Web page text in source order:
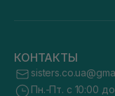
КОНТАКТЫ
Пн.-Пт. с 10:00